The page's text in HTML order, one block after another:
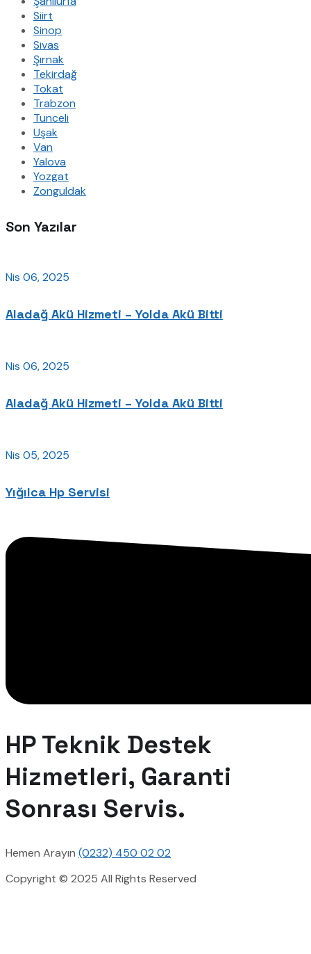
Siirt
Sinop
Sivas
Şırnak
Tekirdağ
Tokat
Trabzon
Tunceli
Uşak
Van
Yalova
Yozgat
Zonguldak
Son Yazılar
Nis 06, 2025
Aladağ Akü Hizmeti – Yolda Akü Bitti
Nis 06, 2025
Aladağ Akü Hizmeti – Yolda Akü Bitti
Nis 05, 2025
Yığılca Hp Servisi
HP Teknik Destek
Hizmetleri, Garanti
Sonrası Servis.
Hemen Arayın (0232) 450 02 02
Copyright © 2025 All Rights Reserved